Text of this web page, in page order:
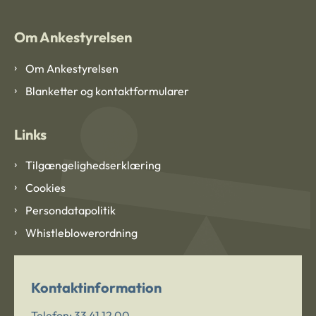
Om Ankestyrelsen
Om Ankestyrelsen
Blanketter og kontaktformularer
Links
Tilgængelighedserklæring
Cookies
Persondatapolitik
Whistleblowerordning
Kontaktinformation